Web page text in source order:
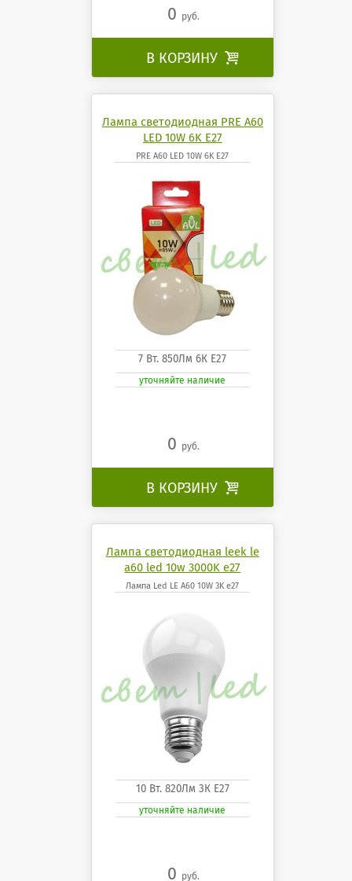
0 руб.
В КОРЗИНУ 
Лампа светодиодная PRE A60
LED 10W 6K E27
PRE A60 LED 10W 6K E27
7 Вт. 850Лм 6К Е27
уточняйте наличие
0 руб.
В КОРЗИНУ 
Лампа светодиодная leek le
a60 led 10w 3000K e27
Лампа Led LE A60 10W 3K e27
10 Вт. 820Лм 3К Е27
уточняйте наличие
0 руб.